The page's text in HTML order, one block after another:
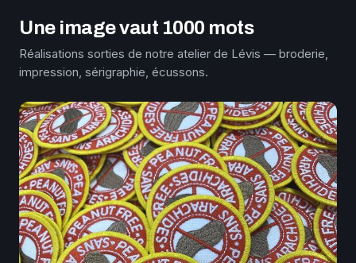
Une image vaut 1000 mots
Réalisations sorties de notre atelier de Lévis — broderie,
impression, sérigraphie, écussons.